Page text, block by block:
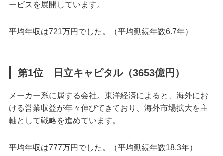
ービスを展開しています。
平均年収は721万円でした。（平均勤続年数6.7年）
第1位 日立キャピタル（3653億円）
メーカー系に属する会社。東洋経済によると、海外にお
ける営業収益が年々伸びてきており、海外市場拡大を主
軸として戦略を進めています。
平均年収は777万円でした。（平均勤続年数18.3年）